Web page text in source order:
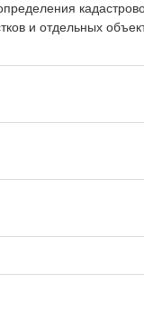
и отдельных